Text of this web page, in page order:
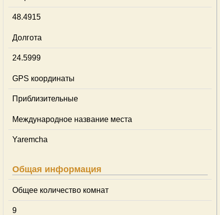
48.4915
Долгота
24.5999
GPS координаты
Приблизительные
Международное название места
Yaremcha
Общая информация
Общее количество комнат
9